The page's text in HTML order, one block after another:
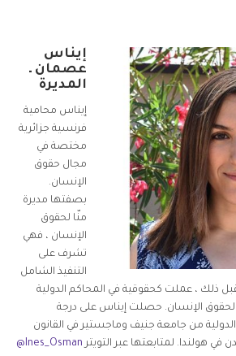
إيناس
عصمان ـ
المديرة
إيناس محامية
فرنسية جزائرية
مختصة في
مجال حقوق
الإنسان.
بصفتها مديرة
منّا لحقوق
الإنسان ، فهي
تشرف على
التنفيذ الشامل
ذلك ، عملت كحقوقية في المحاكم الدولية
لحقوق الإنسان. حصلت إيناس على درجة
من جامعة جنيف وماجستير في القانون
في هولندا. لمتابعتها عبر التويتر Ines_Osman@